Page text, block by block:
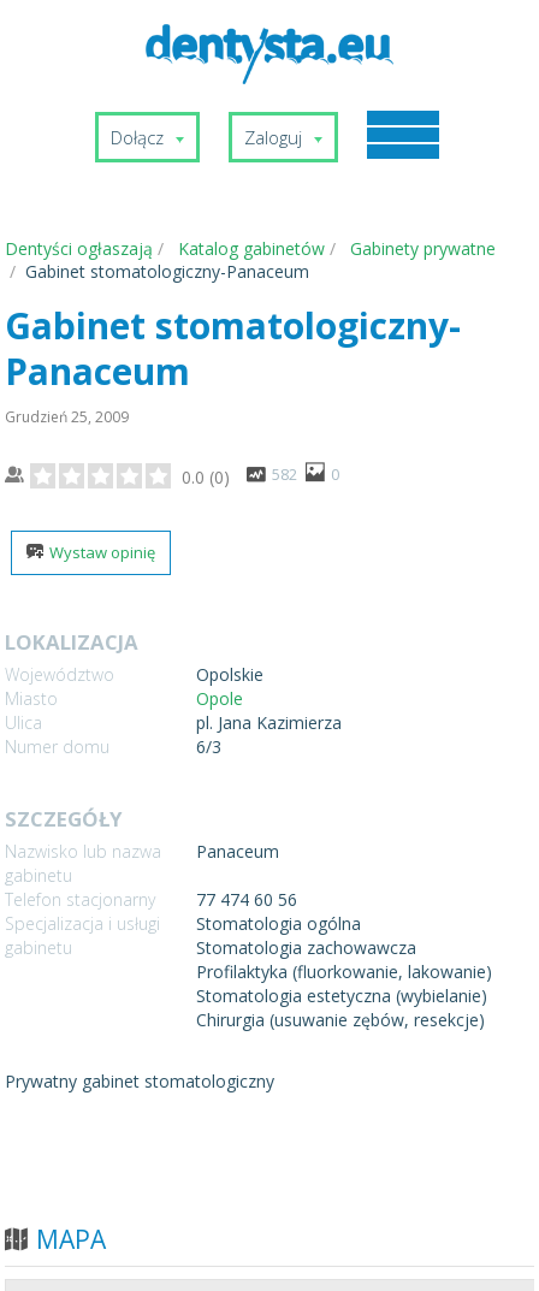
Dołącz Zaloguj
Dentyści ogłaszają Katalog gabinetów
Gabinety prywatne
Gabinet stomatologiczny-Panaceum
Gabinet stomatologiczny-
Panaceum
Grudzień 25, 2009
0.0 (0) 582 0
Wystaw opinię
LOKALIZACJA
Województwo
Opolskie
Miasto
Opole
Ulica
pl. Jana Kazimierza
Numer domu
6/3
SZCZEGÓŁY
Nazwisko lub nazwa
gabinetu
Panaceum
Telefon stacjonarny
77 474 60 56
Specjalizacja i usługi
gabinetu
Stomatologia ogólna
Stomatologia zachowawcza
Profilaktyka (fluorkowanie, lakowanie)
Stomatologia estetyczna (wybielanie)
Chirurgia (usuwanie zębów, resekcje)
Prywatny gabinet stomatologiczny
MAPA